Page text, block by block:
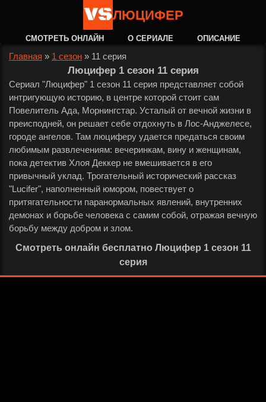
ЛЮЦИФЕР
СМОТРЕТЬ ОНЛАЙН О СЕРИАЛЕ ОПИСАНИЕ
Главная » 1 сезон » 11 серия
Люцифер 1 сезон 11 серия
Сериал "Люцифер" 1 сезон 11 серия представляет собой
интригующую историю, в центре которой стоит сам
Повелитель Ада, Морнингстар. Усталый от вечной жизни в
преисподней, он решает себе отдохнуть в Лос-Анджелесе,
городе ангелов. Там люциферу удается предаться своим
любимым развлечениям: вечеринкам, вину и женщинам,
пока детектив Хлоя Деккер не вмешивается в его
привычный уклад. Трогательный исторический рассказ
"Lucifer", наполненный юмором, повествует о
притягательности паранормальных явлений, внутренних
демонах и борьбе человека с самим собой, отражая вечную
борьбу между добром и злом.
Смотреть онлайн бесплатно Люцифер 1 сезон 11
серия